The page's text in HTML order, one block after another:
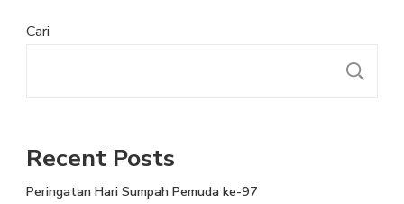
Cari
Recent Posts
Peringatan Hari Sumpah Pemuda ke-97